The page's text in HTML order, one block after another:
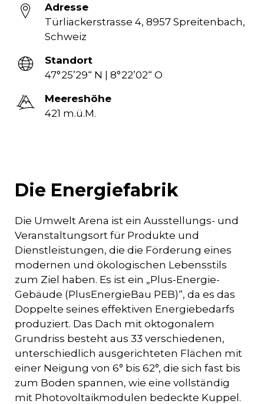
Adresse
Türliackerstrasse 4, 8957 Spreitenbach,
Schweiz
Standort
47°25’29“ N | 8°22’02“ O
Meereshöhe
421 m.ü.M.
Die Energiefabrik
Die Umwelt Arena ist ein Ausstellungs- und
Veranstaltungsort für Produkte und
Dienstleistungen, die die Förderung eines
modernen und ökologischen Lebensstils
zum Ziel haben. Es ist ein „Plus-Energie-
Gebäude (PlusEnergieBau PEB)“, da es das
Doppelte seines effektiven Energiebedarfs
produziert. Das Dach mit oktogonalem
Grundriss besteht aus 33 verschiedenen,
unterschiedlich ausgerichteten Flächen mit
einer Neigung von 6° bis 62°, die sich fast bis
zum Boden spannen, wie eine vollständig
mit Photovoltaikmodulen bedeckte Kuppel.